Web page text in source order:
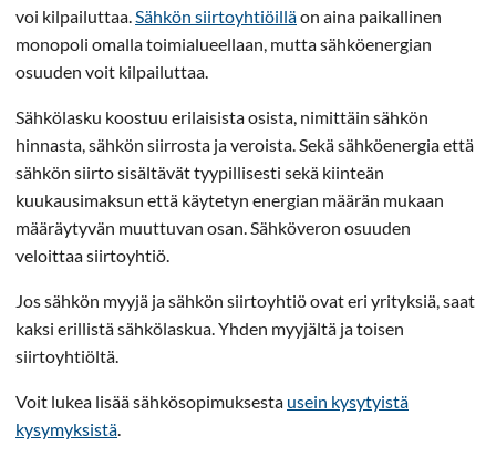
voi kilpailuttaa.Sähkön siirtoyhtiöilläon aina paikallinen
monopoli omalla toimialueellaan, mutta sähköenergian
osuuden voit kilpailuttaa.
Sähkölasku koostuu erilaisista osista, nimittäin sähkön
hinnasta, sähkön siirrosta ja veroista. Sekä sähköenergia että
sähkön siirto sisältävät tyypillisesti sekä kiinteän
kuukausimaksun että käytetyn energian määrän mukaan
määräytyvän muuttuvan osan. Sähköveron osuuden
veloittaa siirtoyhtiö.
Jos sähkön myyjä ja sähkön siirtoyhtiö ovat eri yrityksiä, saat
kaksi erillistä sähkölaskua. Yhden myyjältä ja toisen
siirtoyhtiöltä.
Voit lukea lisää sähkösopimuksesta usein kysytyistä
kysymyksistä.